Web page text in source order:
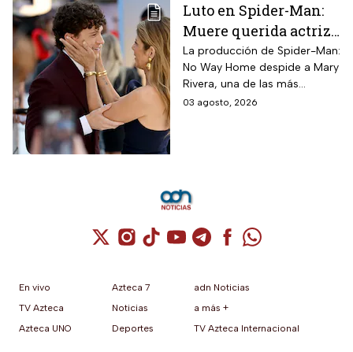
Luto en Spider-Man:
Muere querida actriz
por derrame cerebral;
esto se sabe
La producción de Spider-Man:
No Way Home despide a Mary
Rivera, una de las más
queridas actrices que dieron
03 agosto, 2026
Cuenta de X / Twitter (se abre en una
Cuenta de Instagram (se abre en una
Cuenta de TikTok (se abre en
Cuenta de YouTube (se abre
Cuenta de Telegram (se
Cuenta de
Cuenta de
En vivo
TV Azteca
Azteca UNO
Azteca 7
Noticias
Deportes
adn Noticias
a más +
TV Azteca Internacional